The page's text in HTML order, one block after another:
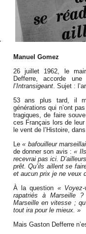
Manuel Gomez
26 juillet 1962, le
Defferre, accorde
l’Intransigeant. Sujet :
53 ans plus tard, il
générations qui n’ont
tragiques, de faire
ces Français lors de
le vent de l’Histoire,
Le« bafouilleur
de donner son avis :«
recevrai pas ici.
prêt. Qu’ils aillent se
et aucun prix je ne veux
À la question «
rapatriés à Marseille
Marseille en vitesse ;
tout ira pour le mieux. »
Mais Gaston Defferre